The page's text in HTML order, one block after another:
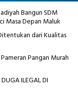
Bangun SDM
Masa Depan Maluk
dari Kualitas
Pangan Murah
ILEGAL DI